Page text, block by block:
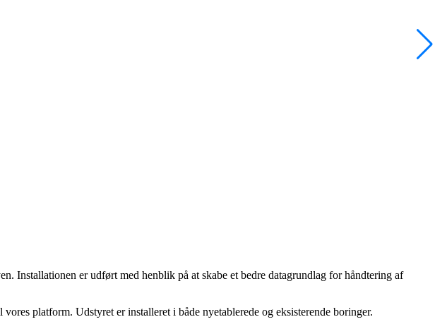
Installationen er udført med henblik på at skabe et bedre datagrundlag for håndtering af
platform. Udstyret er installeret i både nyetablerede og eksisterende boringer.